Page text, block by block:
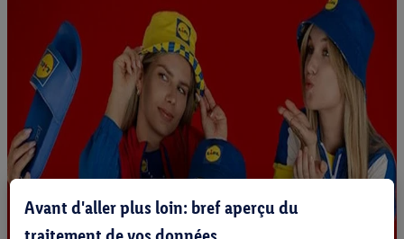
Avant d'aller plus loin: bref aperçu du